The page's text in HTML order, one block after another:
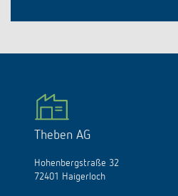
Theben AG
Hohenbergstraße 32
72401 Haigerloch